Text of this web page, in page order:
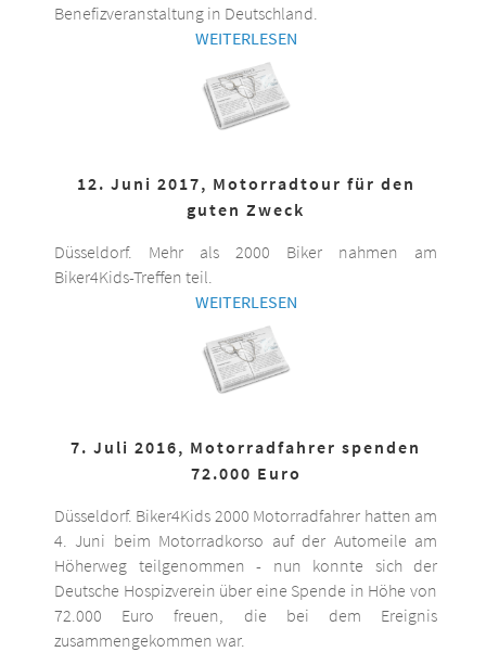
Benefizveranstaltung in Deutschland.
WEITERLESEN
12. Juni 2017, Motorradtour für den
guten Zweck
Düsseldorf. Mehr als 2000 Biker nahmen am
Biker4Kids-Treffen teil.
WEITERLESEN
7. Juli 2016, Motorradfahrer spenden
72.000 Euro
Düsseldorf. Biker4Kids 2000 Motorradfahrer hatten am
4. Juni beim Motorradkorso auf der Automeile am
Höherweg teilgenommen - nun konnte sich der
Deutsche Hospizverein über eine Spende in Höhe von
72.000 Euro freuen, die bei dem Ereignis
zusammengekommen war.